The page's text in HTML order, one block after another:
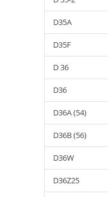
D35A
D35F
D 36
D36
D36A (54)
D36B (56)
D36W
D36Z25